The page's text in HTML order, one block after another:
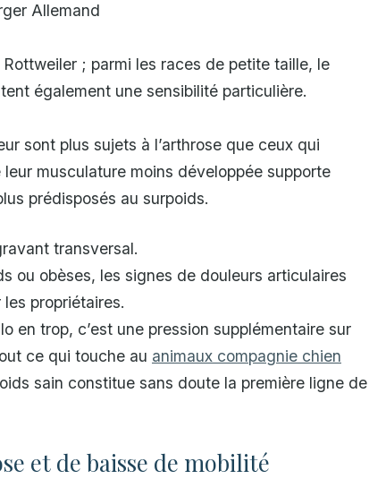
Allemand
; parmi les races de petite taille, le
également une sensibilité particulière.
sont plus sujets à l’arthrose que ceux qui
musculature moins développée supporte
prédisposés au surpoids.
transversal.
ou obèses, les signes de douleurs articulaires
propriétaires.
en trop, c’est une pression supplémentaire sur
ce qui touche au animaux compagnie chien
sain constitue sans doute la première ligne de
et de baisse de mobilité